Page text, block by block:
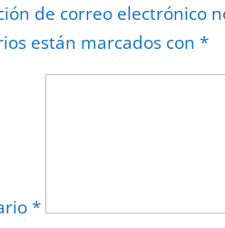
de correo electrónico
están marcados con *
*